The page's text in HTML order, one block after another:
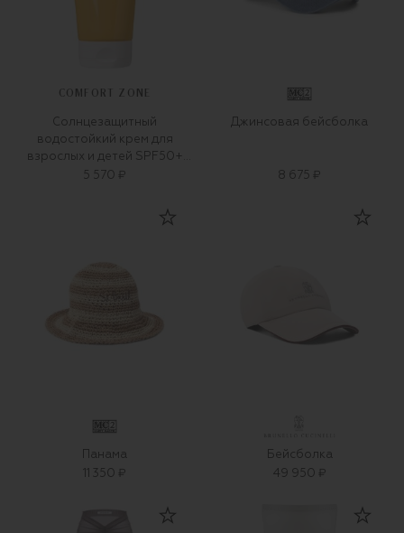
COMFORT ZONE
Солнцезащитный
водостойкий крем для
взрослых и детей SPF50+
Sun soul 200ml)
5 570 ₽
Джинсовая бейсболка
8 675 ₽
Панама
11 350 ₽
Бейсболка
49 950 ₽